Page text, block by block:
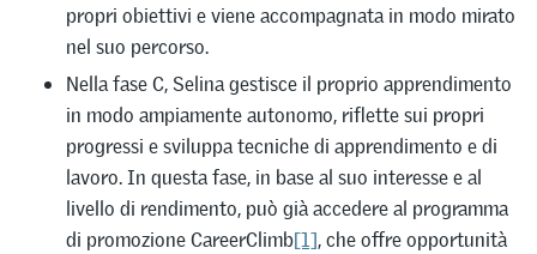
propri obiettivi e viene accompagnata in modo mirato
nel suo percorso.
Nella fase C, Selina gestisce il proprio apprendimento
in modo ampiamente autonomo, riflette sui propri
progressi e sviluppa tecniche di apprendimento e di
lavoro. In questa fase, in base al suo interesse e al
livello di rendimento, può già accedere al programma
di promozione CareerClimb[1], che offre opportunità